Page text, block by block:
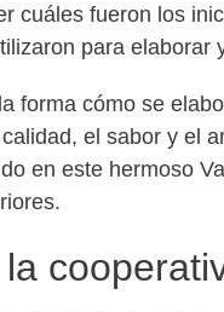
cuáles fueron los
para elaborar
forma cómo se
el sabor y el
en este hermoso